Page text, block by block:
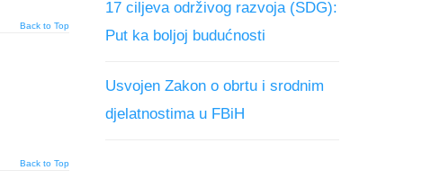
Back to Top
Back to Top
17 ciljeva održivog razvoja (SDG):
Put ka boljoj budućnosti
Usvojen Zakon o obrtu i srodnim
djelatnostima u FBiH